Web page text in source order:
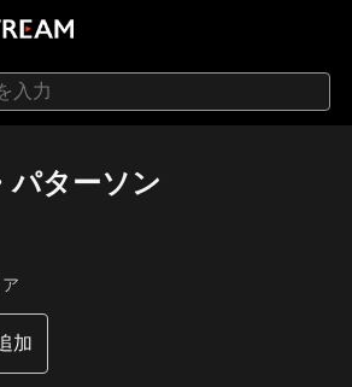
パターソン
加